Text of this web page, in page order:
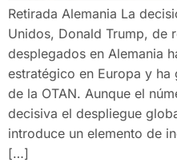
Retirada Alemania La
Unidos, Donald Trump, de
desplegados en Alemania
estratégico en Europa y
de la OTAN. Aunque el
decisiva el despliegue
introduce un elemento de
[…]